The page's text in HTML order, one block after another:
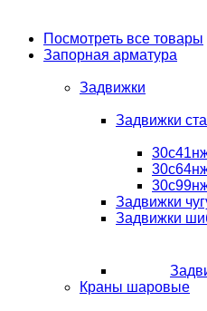
Посмотреть все товары
Запорная арматура
Задвижки
Задвижки
Задвижки
Задвижки
Краны шаровые